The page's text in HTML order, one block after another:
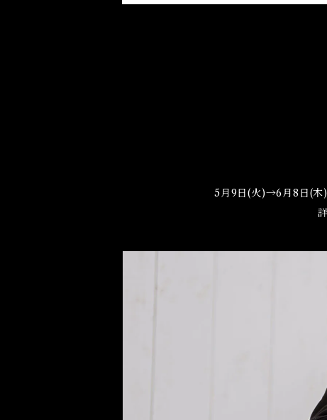
5月9日(火)→6月8日(木